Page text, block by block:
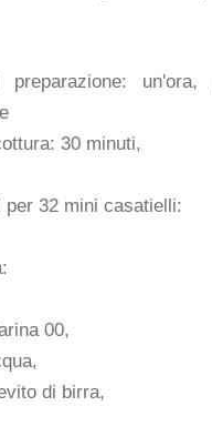
preparazione:
30 minuti,
per 32 mini casatielli:
00,
di birra,